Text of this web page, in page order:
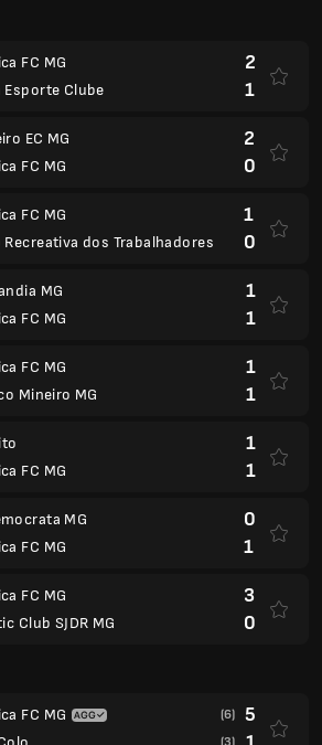
FC MG
Esporte Clube
2
1
EC MG
FC MG
2
0
FC MG
Recreativa dos Trabalhadores
1
0
MG
FC MG
1
1
FC MG
Mineiro MG
1
1
FC MG
1
1
MG
FC MG
0
1
FC MG
Club SJDR MG
3
0
FC MG
(6) 5